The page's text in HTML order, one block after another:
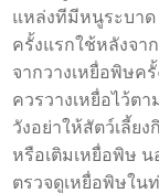
แหล่งทีมีหนูระบาด
ครั้งแรกใช้หลังจา
จากวางเหยื่อพิษค
ควรวางเหยื่อไว้ต
วังอย่าให้สัตว์เลี้ย
หรือเติมเหยื่อพิษ
ตรวจดูเหยื่อพิษใน